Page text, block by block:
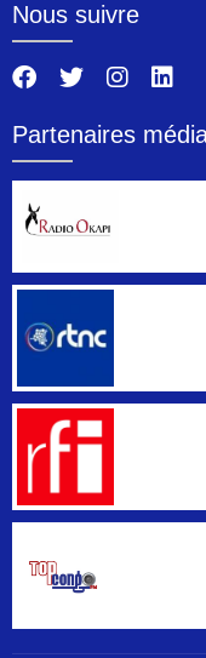
Nous suivre
Partenaires